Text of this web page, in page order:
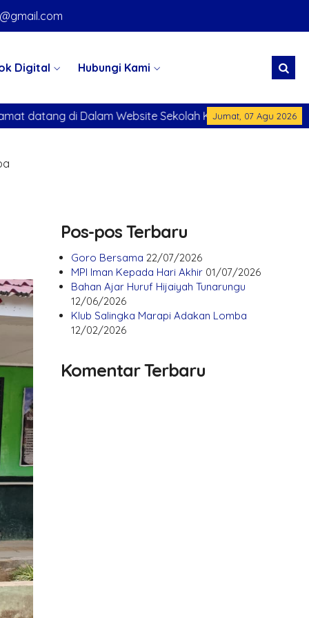
Digital Hubungi Kami
Jumat, 07 Agu 2026
Sekolah Kami Selamat datang di Dalam Website
Pos-pos Terbaru
Goro Bersama 22/07/2026
MPI Iman Kepada Hari Akhir 01/07/2026
Bahan Ajar Huruf Hijaiyah Tunarungu
12/06/2026
Klub Salingka Marapi Adakan Lomba
12/02/2026
Komentar Terbaru